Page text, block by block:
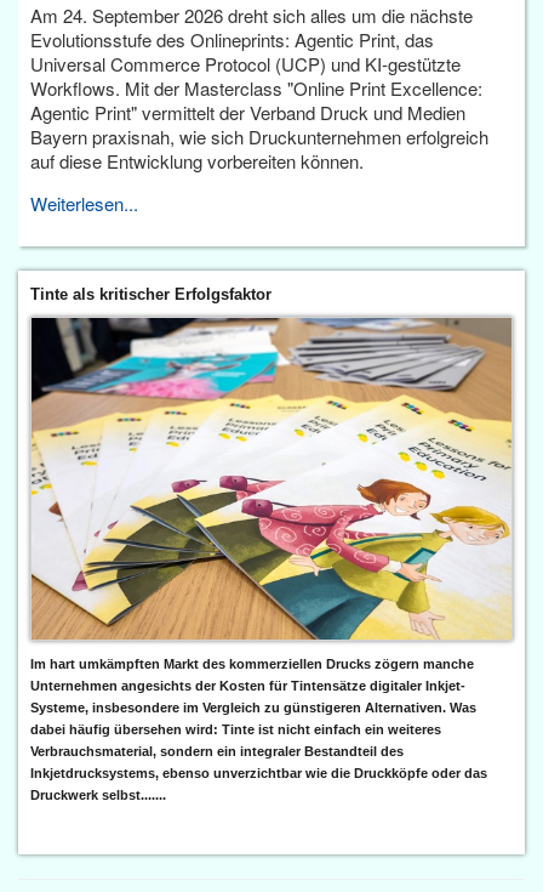
Am 24. September 2026 dreht sich alles um die nächste
Evolutionsstufe des Onlineprints: Agentic Print, das
Universal Commerce Protocol (UCP) und KI-gestützte
Workflows. Mit der Masterclass "Online Print Excellence:
Agentic Print" vermittelt der Verband Druck und Medien
Bayern praxisnah, wie sich Druckunternehmen erfolgreich
auf diese Entwicklung vorbereiten können.
Weiterlesen...
Tinte als kritischer Erfolgsfaktor
Im hart umkämpften Markt des kommerziellen Drucks zögern manche
Unternehmen angesichts der Kosten für Tintensätze digitaler Inkjet-
Systeme, insbesondere im Vergleich zu günstigeren Alternativen. Was
dabei häufig übersehen wird: Tinte ist nicht einfach ein weiteres
Verbrauchsmaterial, sondern ein integraler Bestandteil des
Inkjetdrucksystems, ebenso unverzichtbar wie die Druckköpfe oder das
Druckwerk selbst.......